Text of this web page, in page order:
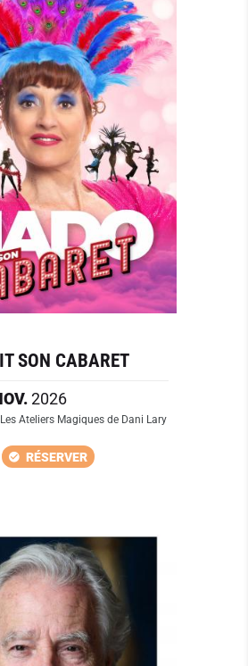
SON CABARET
2026
Les Ateliers Magiques de Dani Lary
RÉSERVER